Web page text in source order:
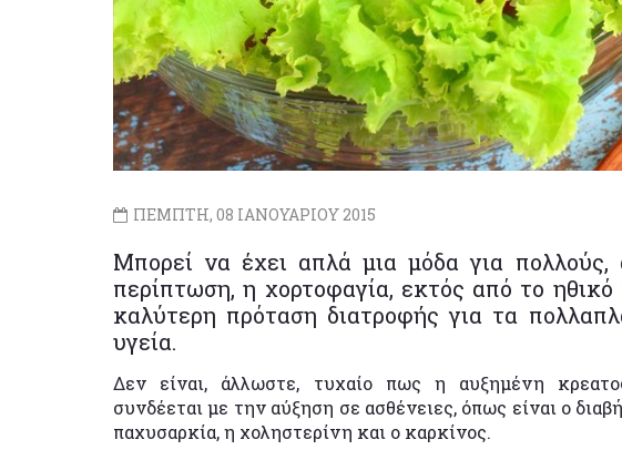
ΠΕΜΠΤΗ, 08 ΙΑΝΟΥΑΡΙΟΥ 2015
Μπορεί να έχει απλά μια μόδα για
περίπτωση, η χορτοφαγία, εκτός από το
καλύτερη πρόταση διατροφής για τα
υγεία.
Δεν είναι, άλλωστε, τυχαίο πως η αυξημένη
συνδέεται με την αύξηση σε ασθένειες, όπως είναι ο
παχυσαρκία, η χοληστερίνη και ο καρκίνος.